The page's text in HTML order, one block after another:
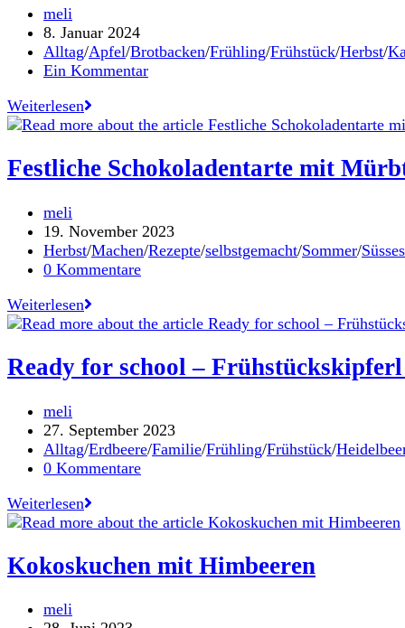
Landweizen
Beitrags-
Autor:
meli
Beitrag
veröffentlicht:
8. Januar 2024
Beitrags-
Kategorie:
Alltag/Apfel/Brotbacken/Frühling/Frühstück/Herbst/
Beitrags-
Ein Kommentar
Weiterlesenausgewogen
frühstücken
Dinkel-
Saatenbrot
mit
Apfel
&
Karotte
Festliche Schokoladentarte mit
Beitrags-
Autor:
meli
Beitrag
veröffentlicht:
19. November 2023
Beitrags-
Kategorie:
Herbst/Machen/Rezepte/selbstgemacht/Sommer/Süsses
Beitrags-
0 Kommentare
WeiterlesenFestliche
Schokoladentarte
Mürbteigboden
Ready for school –
Beitrags-
Autor:
meli
Beitrag
veröffentlicht:
27. September 2023
Beitrags-
Kategorie:
Alltag/Erdbeere/Familie/Frühling/Frühstück/
Beitrags-
0 Kommentare
WeiterlesenReady
for
–
Frühstückskipferl
Kokoskuchen mit Himbeeren
Beitrags-
meli